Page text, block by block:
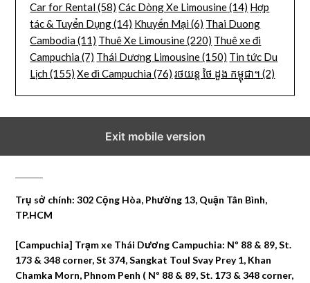
Car for Rental(58) Các Dòng Xe Limousine(14) Hợp
tác & Tuyển Dụng(14) Khuyến Mại(6) Thai Duong
Cambodia(11) Thuê Xe Limousine(220) Thuê xe đi
Campuchia(7) Thái Dương Limousine(150) Tin tức Du
Lịch(155) Xe đi Campuchia(76) រថយន្ត ថៃ ដួង កម្ពុជា។ (2)
Trụ sở chính: 302 Cộng Hòa, Phường 13, Quận Tân Bình,
TP.HCM
[Campuchia] Trạm xe Thái Dương Campuchia: Nº 88 & 89, St.
173 & 348 corner, St 374, Sangkat Toul Svay Prey 1, Khan
Chamka Morn, Phnom Penh ( Nº 88 & 89, St. 173 & 348 corner,
Exit mobile version